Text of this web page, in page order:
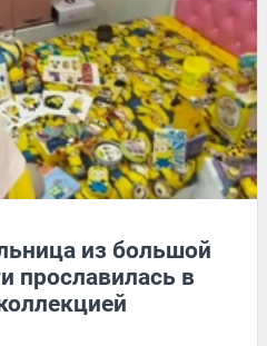
из большой
прославилась в